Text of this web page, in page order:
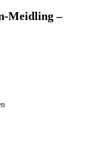
Meidling –